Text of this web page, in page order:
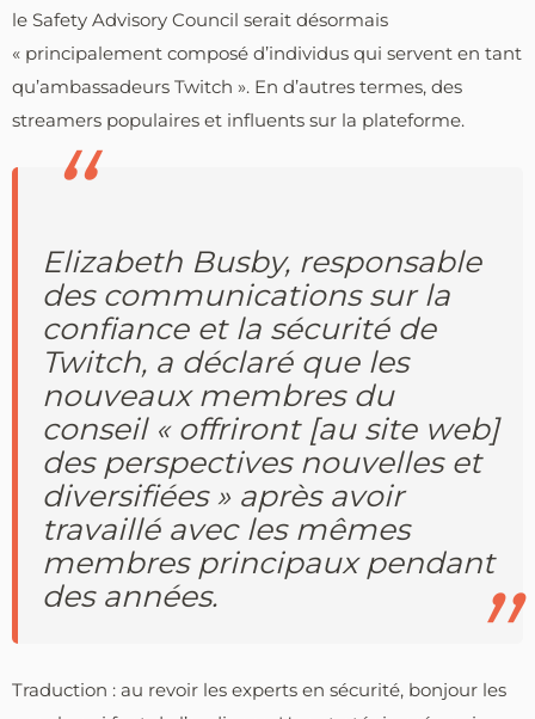
le Safety Advisory Council serait désormais
« principalement composé d’individus qui servent en tant
qu’ambassadeurs Twitch ». En d’autres termes, des
streamers populaires et influents sur la plateforme.
Elizabeth Busby, responsable
des communications sur la
confiance et la sécurité de
Twitch, a déclaré que les
nouveaux membres du
conseil « offriront [au site web]
des perspectives nouvelles et
diversifiées » après avoir
travaillé avec les mêmes
membres principaux pendant
des années.
Traduction : au revoir les experts en sécurité, bonjour les